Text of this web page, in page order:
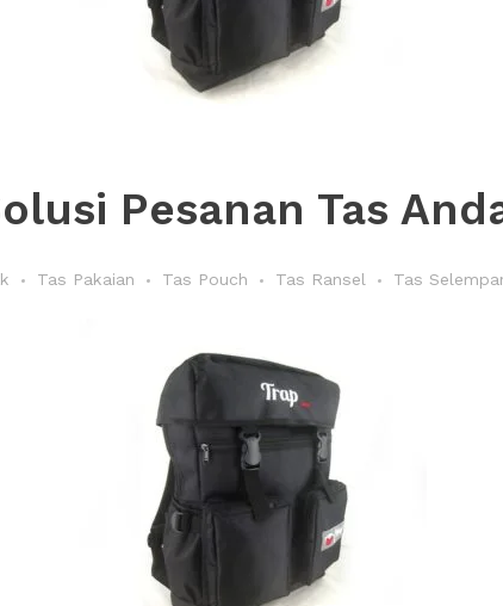
Pesanan Tas
Tas Pakaian Tas Pouch Tas Ransel Tas